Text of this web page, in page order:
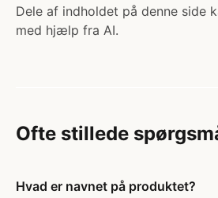
Dele af indholdet på denne side
med hjælp fra AI.
Ofte stillede
Hvad er navnet på produktet?